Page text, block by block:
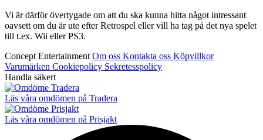
Vi är därför övertygade om att du ska kunna hitta något intressant
oavsett om du är ute efter Retrospel eller vill ha tag på det nya spelet
till t.ex. Wii eller PS3.
Concept Entertainment Om oss Kontakta oss Köpvillkor
Varumärken Cookiepolicy Sekretesspolicy
Handla säkert
Läs våra omdömen på Tradera
Läs våra omdömen på Prisjakt